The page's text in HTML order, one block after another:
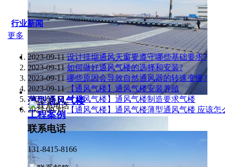
薄型通风气楼
工程案例
行业新闻
更多
2023-09-11 设计排烟通风天窗要遵守哪些基础要求?
2023-09-11 如何做好通风气楼的选择和安装?
2023-09-11 哪些原因会导致自然通风器的转速变慢?
2023-09-11 【通风气楼】通风气楼安装养殖
2023-09-11 【通风气楼】通风气楼制造要求气楼
2023-09-11 【通风气楼】通风气楼薄型通风气楼 应该怎
联系电话
131-8415-8166